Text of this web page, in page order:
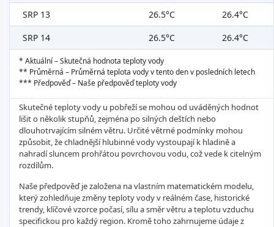
SRP 13
26.5°C
26.4°C
SRP 14
26.5°C 26.4°C
* Aktuální – Skutečná hodnota teploty vody
** Průměrná – Průměrná teplota vody v tento den v posledních letech
*** Předpověď – Naše předpověď teploty vody
Skutečné teploty vody u pobřeží se mohou od uváděných hodnot
lišit o několik stupňů, zejména po silných deštích nebo
dlouhotrvajícím silném větru. Určité větrné podmínky mohou
způsobit, že chladnější hlubinné vody vystoupají k hladině a
nahradí sluncem prohřátou povrchovou vodu, což vede k citelným
rozdílům.
Naše předpověď je založena na vlastním matematickém modelu,
který zohledňuje změny teploty vody v reálném čase, historické
trendy, klíčové vzorce počasí, sílu a směr větru a teplotu vzduchu
specifickou pro každý region. Kromě toho zahrnujeme údaje z